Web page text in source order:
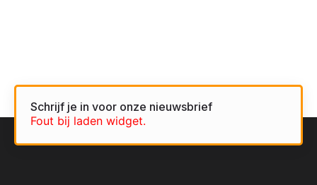
Schrijf je in voor onze nieuwsbrief
Fout bij laden widget.